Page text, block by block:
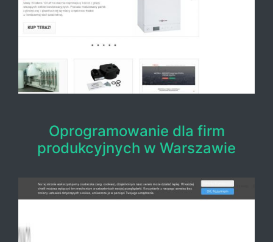
Oprogramowanie dla firm
produkcyjnych w Warszawie